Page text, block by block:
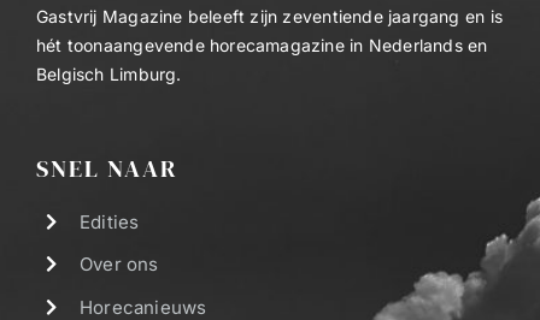
Gastvrij Magazine beleeft zijn zeventiende jaargang en is
hét toonaangevende horecamagazine in Nederlands en
Belgisch Limburg.
SNEL NAAR
Edities
Over ons
Horecanieuws